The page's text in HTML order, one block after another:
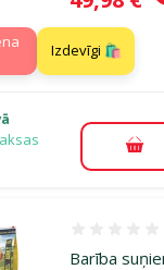
Izdevīgi 🛍️
Barība